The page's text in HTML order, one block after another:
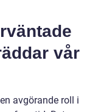
vår
avgörande roll i